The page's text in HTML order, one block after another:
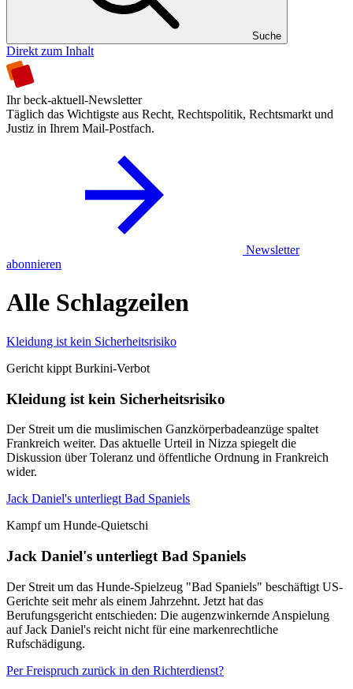
Suche
Direkt zum Inhalt
Ihr beck-aktuell-Newsletter
Täglich das Wichtigste aus Recht, Rechtspolitik, Rechtsmarkt und
Justiz in Ihrem Mail-Postfach.
Newsletter
abonnieren
Alle Schlagzeilen
Kleidung ist kein Sicherheitsrisiko
Gericht kippt Burkini-Verbot
Kleidung ist kein Sicherheitsrisiko
Der Streit um die muslimischen Ganzkörperbadeanzüge spaltet
Frankreich weiter. Das aktuelle Urteil in Nizza spiegelt die
Diskussion über Toleranz und öffentliche Ordnung in Frankreich
wider.
Jack Daniel's unterliegt Bad Spaniels
Kampf um Hunde-Quietschi
Jack Daniel's unterliegt Bad Spaniels
Der Streit um das Hunde-Spielzeug "Bad Spaniels" beschäftigt US-
Gerichte seit mehr als einem Jahrzehnt. Jetzt hat das
Berufungsgericht entschieden: Die augenzwinkernde Anspielung
auf Jack Daniel's reicht nicht für eine markenrechtliche
Rufschädigung.
Per Freispruch zurück in den Richterdienst?